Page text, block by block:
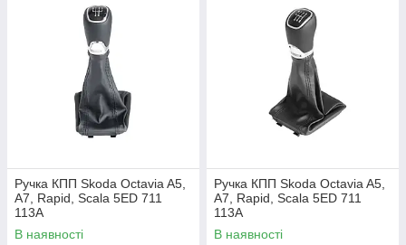
Ручка КПП Skoda Octavia A5,
A7, Rapid, Scala 5ED 711
113A
В наявності
Ручка КПП Skoda Octavia A5,
A7, Rapid, Scala 5ED 711
113A
В наявності